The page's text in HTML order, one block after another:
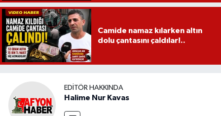
Camide namaz kılarken altın
dolu çantasını çaldılar!..
EDITÖR HAKKINDA
Halime Nur Kavas